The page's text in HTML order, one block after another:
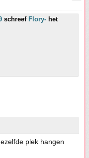
schreef Flory- het
plek hangen